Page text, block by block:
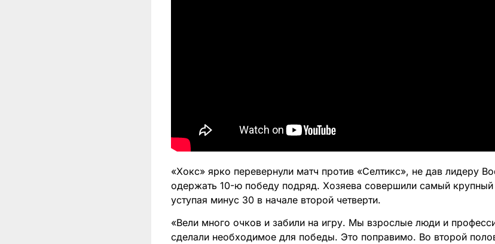
«Хокс» ярко перевернули матч против «Селтикс», не дав лидеру
одержать 10-ю победу подряд. Хозяева совершили самый крупный
уступая минус 30 в начале второй четверти.
«Вели много очков и забили на игру. Мы взрослые люди и
сделали необходимое для победы. Это поправимо. Во второй